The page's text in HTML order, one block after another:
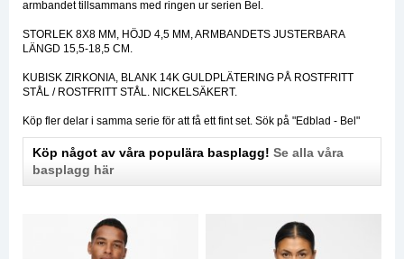
armbandet tillsammans med ringen ur serien Bel.
STORLEK 8X8 MM, HÖJD 4,5 MM, ARMBANDETS JUSTERBARA
LÄNGD 15,5-18,5 CM.
KUBISK ZIRKONIA, BLANK 14K GULDPLÄTERING PÅ ROSTFRITT
STÅL / ROSTFRITT STÅL. NICKELSÄKERT.
Köp fler delar i samma serie för att få ett fint set. Sök på "Edblad - Bel"
Köp något av våra populära basplagg! Se alla våra
basplagg här